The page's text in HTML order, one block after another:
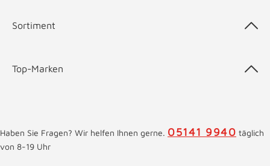
Sortiment
Top-Marken
Haben Sie Fragen? Wir helfen Ihnen gerne. 05141 9940 täglich
von 8-19 Uhr